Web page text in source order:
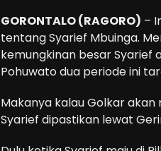
GORONTALO (RAGORO) –
tentang Syarief Mbuinga.
kemungkinan besar Syarief
Pohuwato dua periode ini
Makanya kalau Golkar akan
Syarief dipastikan lewat